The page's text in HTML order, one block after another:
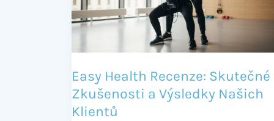
Easy Health Recenze: Skutečné
Zkušenosti a Výsledky Našich
Klientů
a
Výsledky